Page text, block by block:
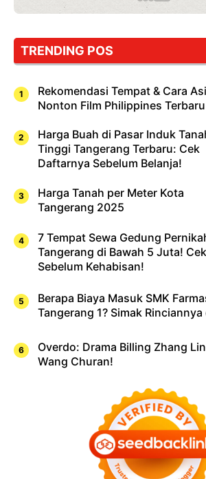
TRENDING POS
Rekomendasi Tempat & Cara
Nonton Film Philippines Terbaru
Harga Buah di Pasar Induk
Tinggi Tangerang Terbaru: Cek
Daftarnya Sebelum Belanja!
Harga Tanah per Meter Kota
Tangerang 2025
7 Tempat Sewa Gedung
Tangerang di Bawah 5 Juta! Cek
Sebelum Kehabisan!
Berapa Biaya Masuk SMK
Tangerang 1? Simak Rinciannya
Overdo: Drama Billing Zhang
Wang Churan!